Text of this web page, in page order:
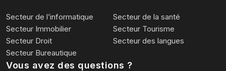
Secteur de l’informatique
Secteur de la santé
Secteur Immobilier
Secteur Tourisme
Secteur Droit
Secteur des langues
Secteur Bureautique
Vous avez des questions ?